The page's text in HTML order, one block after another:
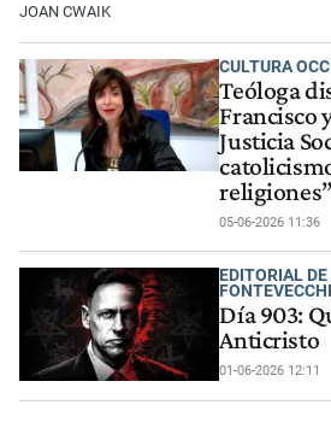
JOAN CWAIK
CULTURA
Teóloga
Francisco
Justicia
religiones”
05-06-2026 11:36
EDITORIAL
Día 903:
Anticristo
01-06-2026 12:11